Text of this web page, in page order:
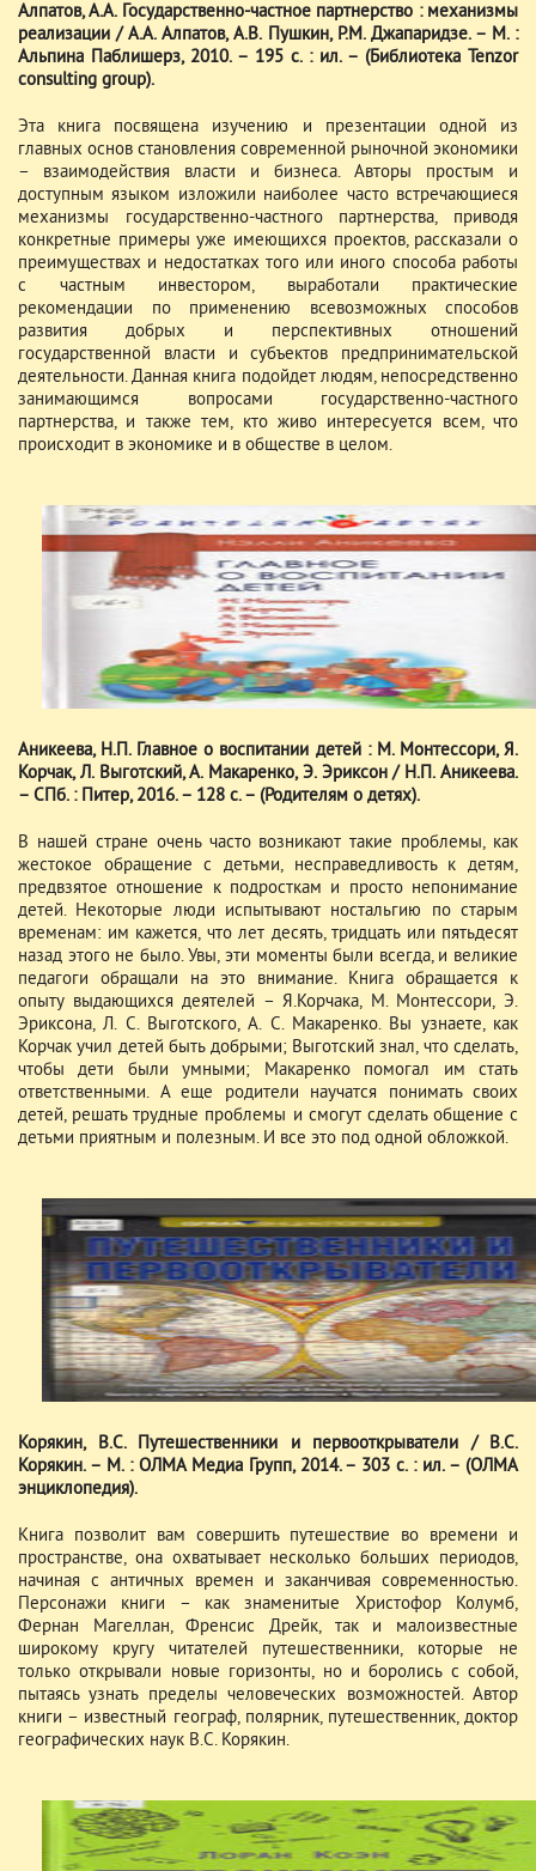
Алпатов, А.А. Государственно-частное партнерство : механизмы
реализации / А.А. Алпатов, А.В. Пушкин, Р.М. Джапаридзе. – М. :
Альпина Паблишерз, 2010. – 195 с. : ил. – (Библиотека Tenzor
consulting group).
Эта книга посвящена изучению и презентации одной из
главных основ становления современной рыночной экономики
– взаимодействия власти и бизнеса. Авторы простым и
доступным языком изложили наиболее часто встречающиеся
механизмы государственно-частного партнерства, приводя
конкретные примеры уже имеющихся проектов, рассказали о
преимуществах и недостатках того или иного способа работы
с частным инвестором, выработали практические
рекомендации по применению всевозможных способов
развития добрых и перспективных отношений
государственной власти и субъектов предпринимательской
деятельности. Данная книга подойдет людям, непосредственно
занимающимся вопросами государственно-частного
партнерства, и также тем, кто живо интересуется всем, что
происходит в экономике и в обществе в целом.
Аникеева, Н.П. Главное о воспитании детей : М. Монтессори, Я.
Корчак, Л. Выготский, А. Макаренко, Э. Эриксон / Н.П. Аникеева.
– СПб. : Питер, 2016. – 128 с. – (Родителям о детях).
В нашей стране очень часто возникают такие проблемы, как
жестокое обращение с детьми, несправедливость к детям,
предвзятое отношение к подросткам и просто непонимание
детей. Некоторые люди испытывают ностальгию по старым
временам: им кажется, что лет десять, тридцать или пятьдесят
назад этого не было. Увы, эти моменты были всегда, и великие
педагоги обращали на это внимание. Книга обращается к
опыту выдающихся деятелей – Я.Корчака, М. Монтессори, Э.
Эриксона, Л. С. Выготского, А. С. Макаренко. Вы узнаете, как
Корчак учил детей быть добрыми; Выготский знал, что сделать,
чтобы дети были умными; Макаренко помогал им стать
ответственными. А еще родители научатся понимать своих
детей, решать трудные проблемы и смогут сделать общение с
детьми приятным и полезным. И все это под одной обложкой.
Корякин, В.С. Путешественники и первооткрыватели / В.С.
Корякин. – М. : ОЛМА Медиа Групп, 2014. – 303 с. : ил. – (ОЛМА
энциклопедия).
Книга позволит вам совершить путешествие во времени и
пространстве, она охватывает несколько больших периодов,
начиная с античных времен и заканчивая современностью.
Персонажи книги – как знаменитые Христофор Колумб,
Фернан Магеллан, Френсис Дрейк, так и малоизвестные
широкому кругу читателей путешественники, которые не
только открывали новые горизонты, но и боролись с собой,
пытаясь узнать пределы человеческих возможностей. Автор
книги – известный географ, полярник, путешественник, доктор
географических наук В.С. Корякин.